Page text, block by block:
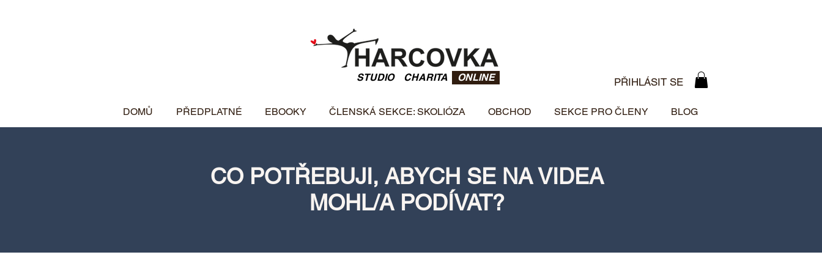
STUDIO CHARITA ONLINE PŘIHLÁSIT SE
DOMŮ PŘEDPLATNÉ EBOOKY ČLENSKÁ SEKCE: SKOLIÓZA OBCHOD SEKCE PRO ČLENY BLOG
CO POTŘEBUJI, ABYCH SE NA VIDEA
MOHL/A PODÍVAT?